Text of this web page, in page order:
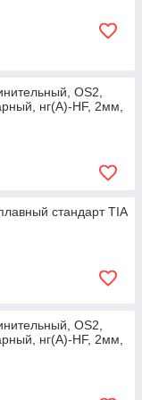
OS2,
нг(А)-HF, 2мм,
стандарт TIA
OS2,
нг(А)-HF, 2мм,